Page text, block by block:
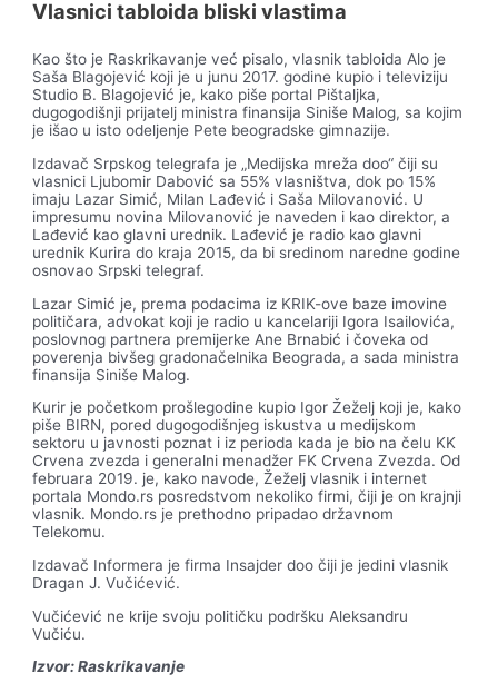
Vlasnici tabloida bliski vlastima
Kao što je Raskrikavanje već pisalo, vlasnik tabloida Alo je
Saša Blagojević koji je u junu 2017. godine kupio i televiziju
Studio B. Blagojević je, kako piše portal Pištaljka,
dugogodišnji prijatelj ministra finansija Siniše Malog, sa kojim
je išao u isto odeljenje Pete beogradske gimnazije.
Izdavač Srpskog telegrafa je „Medijska mreža doo“ čiji su
vlasnici Ljubomir Dabović sa 55% vlasništva, dok po 15%
imaju Lazar Simić, Milan Lađević i Saša Milovanović. U
impresumu novina Milovanović je naveden i kao direktor, a
Lađević kao glavni urednik. Lađević je radio kao glavni
urednik Kurira do kraja 2015, da bi sredinom naredne godine
osnovao Srpski telegraf.
Lazar Simić je, prema podacima iz KRIK-ove baze imovine
političara, advokat koji je radio u kancelariji Igora Isailovića,
poslovnog partnera premijerke Ane Brnabić i čoveka od
poverenja bivšeg gradonačelnika Beograda, a sada ministra
finansija Siniše Malog.
Kurir je početkom prošlegodine kupio Igor Žeželj koji je, kako
piše BIRN, pored dugogodišnjeg iskustva u medijskom
sektoru u javnosti poznat i iz perioda kada je bio na čelu KK
Crvena zvezda i generalni menadžer FK Crvena Zvezda. Od
februara 2019. je, kako navode, Žeželj vlasnik i internet
portala Mondo.rs posredstvom nekoliko firmi, čiji je on krajnji
vlasnik. Mondo.rs je prethodno pripadao državnom
Telekomu.
Izdavač Informera je firma Insajder doo čiji je jedini vlasnik
Dragan J. Vučićević.
Vučićević ne krije svoju političku podršku Aleksandru
Vučiću.
Izvor:Raskrikavanje